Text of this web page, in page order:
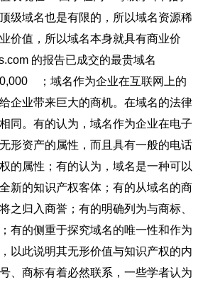
级域名也是有限的，所以域名资源稀
价值，所以域名本身就具有商业价
的报告已成交的最贵域名
；域名作为企业在互联网上的
企业带来巨大的商机。在域名的法律
同。有的认为，域名作为企业在电子
形资产的属性，而且具有一般的电话
的属性；有的认为，域名是一种可以
新的知识产权客体；有的从域名的商
之归入商誉；有的明确列为与商标、
有的侧重于探究域名的唯一性和作为
以此说明其无形价值与知识产权的内
、商标有着必然联系，一些学者认为